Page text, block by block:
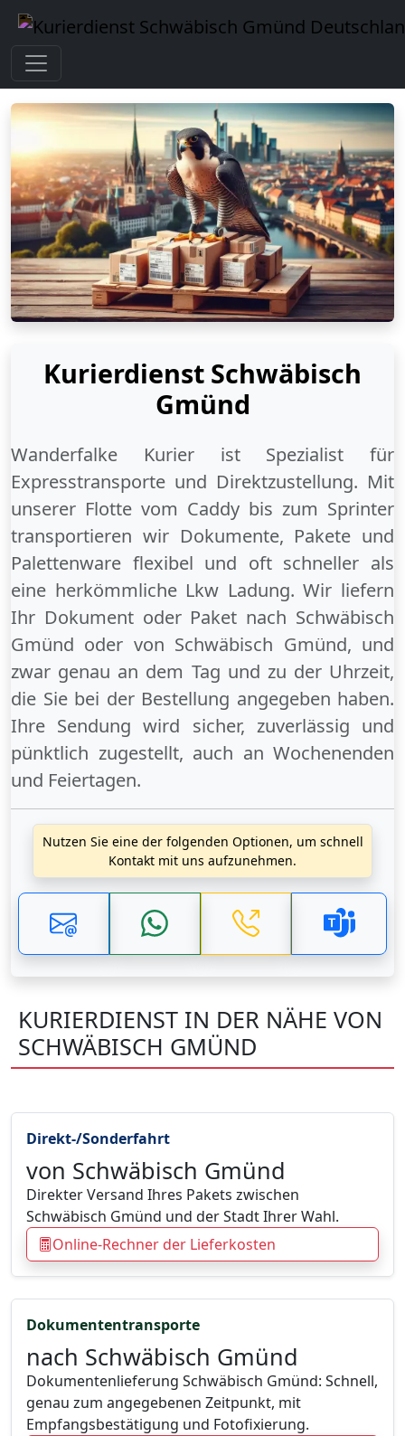
Kurierdienst Schwäbisch
Gmünd
Wanderfalke Kurier ist Spezialist für
Expresstransporte und Direktzustellung. Mit
unserer Flotte vom Caddy bis zum Sprinter
transportieren wir Dokumente, Pakete und
Palettenware flexibel und oft schneller als
eine herkömmliche Lkw Ladung. Wir liefern
Ihr Dokument oder Paket nach Schwäbisch
Gmünd oder von Schwäbisch Gmünd, und
zwar genau an dem Tag und zu der Uhrzeit,
die Sie bei der Bestellung angegeben haben.
Ihre Sendung wird sicher, zuverlässig und
pünktlich zugestellt, auch an Wochenenden
und Feiertagen.
Nutzen Sie eine der folgenden Optionen, um schnell
Kontakt mit uns aufzunehmen.
KURIERDIENST IN DER NÄHE VON
SCHWÄBISCH GMÜND
Direkt-/Sonderfahrt
von Schwäbisch Gmünd
Direkter Versand Ihres Pakets zwischen
Schwäbisch Gmünd und der Stadt Ihrer Wahl.
Online-Rechner der Lieferkosten
Dokumententransporte
nach Schwäbisch Gmünd
Dokumentenlieferung Schwäbisch Gmünd: Schnell,
genau zum angegebenen Zeitpunkt, mit
Empfangsbestätigung und Fotofixierung.